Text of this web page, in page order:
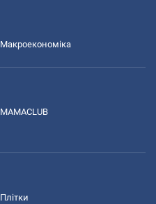
Макроекономіка
MAMACLUB
Плітки